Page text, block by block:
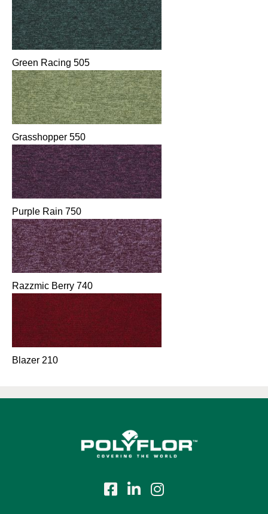
Green Racing 505
Grasshopper 550
Purple Rain 750
Razzmic Berry 740
Blazer 210